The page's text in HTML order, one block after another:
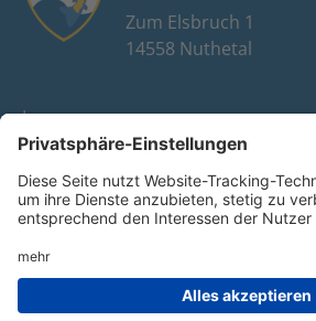
Zum Elsbruch 1
14558 Nuthetal
Impressum
Datenschutz
FAQ